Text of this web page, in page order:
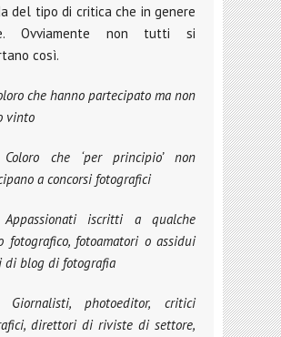
del tipo di critica che in genere
Ovviamente non tutti si
così.
che hanno partecipato ma non
vinto
che ‘per principio’ non
a concorsi fotografici
iscritti a qualche
fotografico, fotoamatori o assidui
di blog di fotografia
photoeditor, critici
direttori di riviste di settore,